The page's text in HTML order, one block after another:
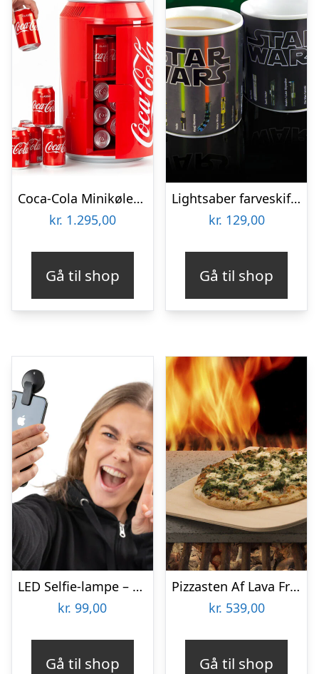
Coca-Cola Minikøleskab
kr. 1.295,00
Gå til shop
Lightsaber farveskiftende krus
kr. 129,00
Gå til shop
LED Selfie-lampe – Vooni
kr. 99,00
Gå til shop
Pizzasten Af Lava Fra Etna
kr. 539,00
Gå til shop